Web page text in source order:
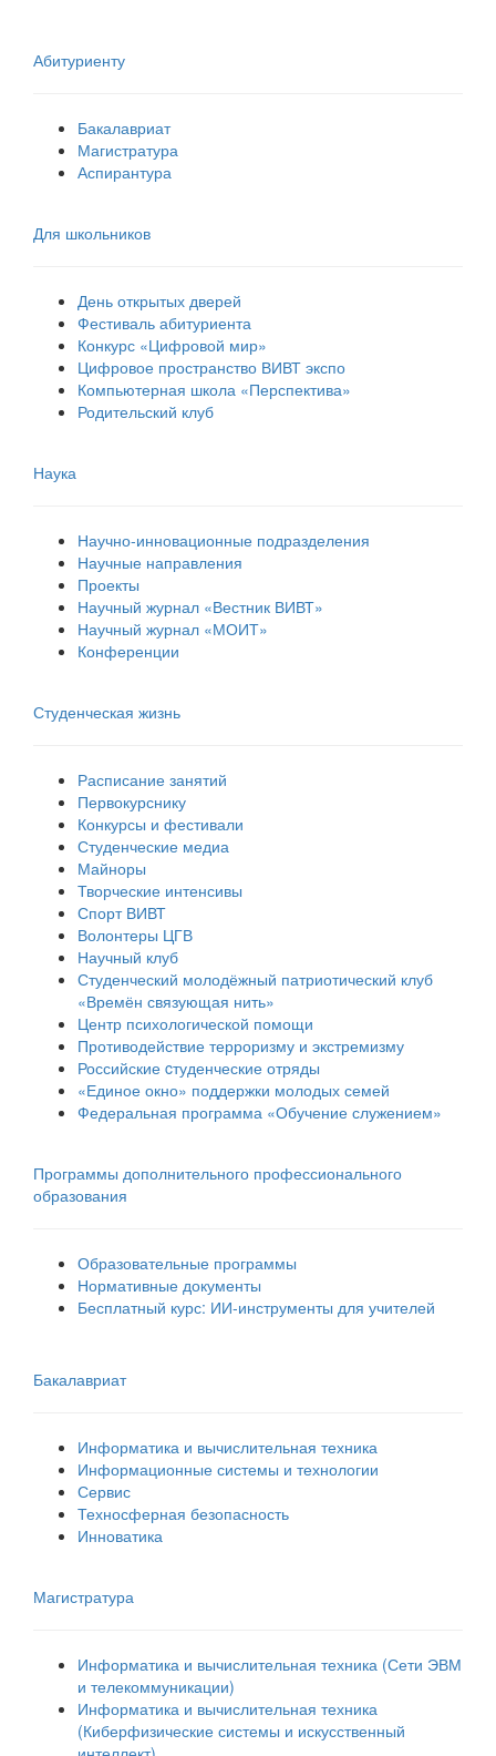
Абитуриенту
Бакалавриат
Магистратура
Аспирантура
Для школьников
День открытых дверей
Фестиваль абитуриента
Конкурс «Цифровой мир»
Цифровое пространство ВИВТ экспо
Компьютерная школа «Перспектива»
Родительский клуб
Наука
Научно-инновационные подразделения
Научные направления
Проекты
Научный журнал «Вестник ВИВТ»
Научный журнал «МОИТ»
Конференции
Студенческая жизнь
Расписание занятий
Первокурснику
Конкурсы и фестивали
Студенческие медиа
Майноры
Творческие интенсивы
Спорт ВИВТ
Волонтеры ЦГВ
Научный клуб
Студенческий молодёжный патриотический клуб
«Времён связующая нить»
Центр психологической помощи
Противодействие терроризму и экстремизму
Российские cтуденческие отряды
«Единое окно» поддержки молодых семей
Федеральная программа «Обучение служением»
Программы дополнительного профессионального
образования
Образовательные программы
Нормативные документы
Бесплатный курс: ИИ‑инструменты для учителей
Бакалавриат
Информатика и вычислительная техника
Информационные системы и технологии
Сервис
Техносферная безопасность
Инноватика
Магистратура
Информатика и вычислительная техника (Сети ЭВМ
и телекоммуникации)
Информатика и вычислительная техника
(Киберфизические системы и искусственный